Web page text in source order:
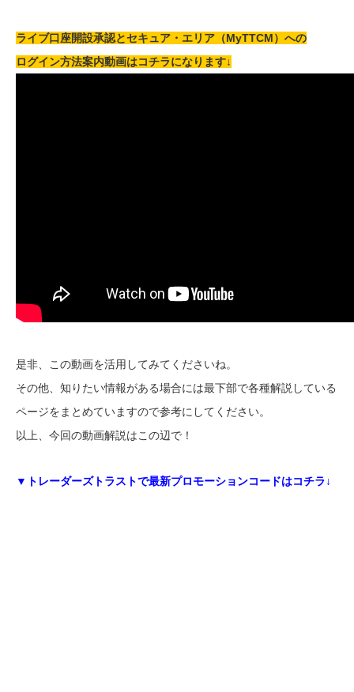
ライブ口座開設承認とセキュア・エリア（MyTTCM）への
ログイン方法案内動画はコチラになります↓
是非、この動画を活用してみてくださいね。
その他、知りたい情報がある場合には最下部で各種解説している
ページをまとめていますので参考にしてください。
以上、今回の動画解説はこの辺で！
▼トレーダーズトラストで最新プロモーションコードはコチラ↓